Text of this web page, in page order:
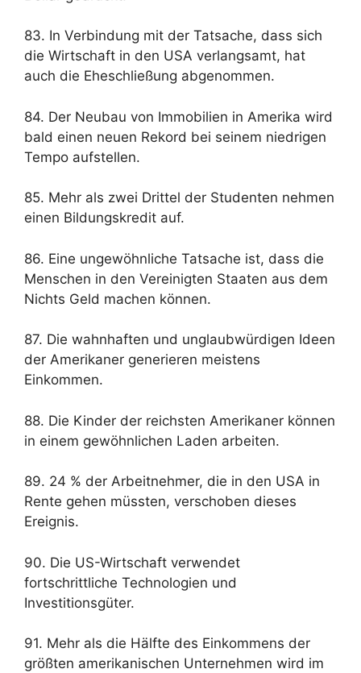
83. In Verbindung mit der Tatsache, dass sich
die Wirtschaft in den USA verlangsamt, hat
auch die Eheschließung abgenommen.
84. Der Neubau von Immobilien in Amerika wird
bald einen neuen Rekord bei seinem niedrigen
Tempo aufstellen.
85. Mehr als zwei Drittel der Studenten nehmen
einen Bildungskredit auf.
86. Eine ungewöhnliche Tatsache ist, dass die
Menschen in den Vereinigten Staaten aus dem
Nichts Geld machen können.
87. Die wahnhaften und unglaubwürdigen Ideen
der Amerikaner generieren meistens
Einkommen.
88. Die Kinder der reichsten Amerikaner können
in einem gewöhnlichen Laden arbeiten.
89. 24 % der Arbeitnehmer, die in den USA in
Rente gehen müssten, verschoben dieses
Ereignis.
90. Die US-Wirtschaft verwendet
fortschrittliche Technologien und
Investitionsgüter.
91. Mehr als die Hälfte des Einkommens der
größten amerikanischen Unternehmen wird im